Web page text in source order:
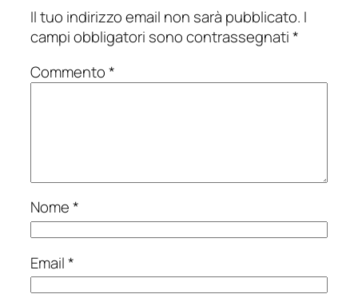
Il tuo indirizzo email non sarà pubblicato. I
campi obbligatori sono contrassegnati*
Commento*
Nome*
Email*